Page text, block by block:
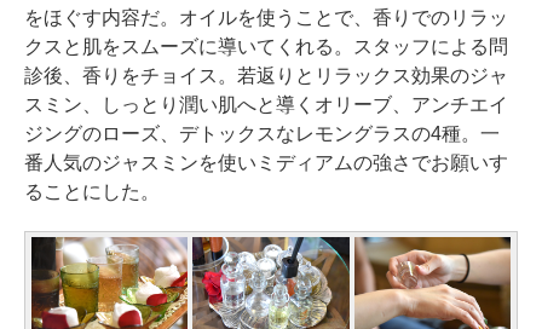
をほぐす内容だ。オイルを使うことで、香りでのリラッ
クスと肌をスムーズに導いてくれる。スタッフによる問
診後、香りをチョイス。若返りとリラックス効果のジャ
スミン、しっとり潤い肌へと導くオリーブ、アンチエイ
ジングのローズ、デトックスなレモングラスの4種。一
番人気のジャスミンを使いミディアムの強さでお願いす
ることにした。